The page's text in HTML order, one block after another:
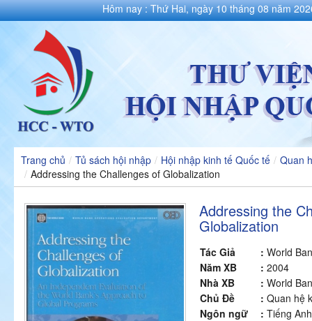
Hôm nay : Thứ Hai, ngày 10 tháng 08 năm
Trang chủ / Tủ sách hội nhập / Hội nhập kinh tế Quốc tế / Quan
/ Addressing the Challenges of Globalization
Addressing the
Globalization
Tác Giả : World
Năm XB
: 2004
Nhà XB
: World
Chủ Đề
: Quan hệ
Ngôn ngữ
: Tiếng Anh